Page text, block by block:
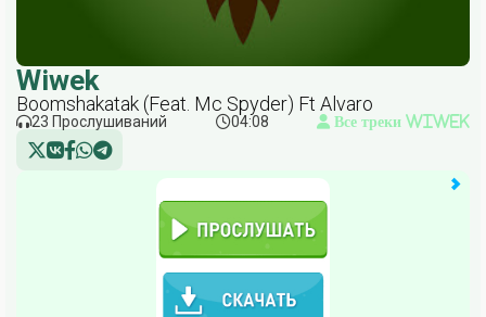
Wiwek
Boomshakatak (Feat. Mc Spyder) Ft Alvaro
23 Прослушиваний 04:08 Все треки Wiwek